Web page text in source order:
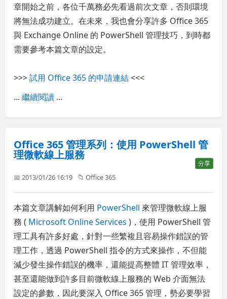
章開始之前，各位千萬務必先看過前次文章，否則環境
將無法成功建立。在未來，我也會分享許多 Office 365
與 Exchange Online 的 PowerShell 管理技巧，到時都
需要參考本篇文章的設定。
>>>試用 Office 365 的申請連結<<<
...繼續閱讀 ...
Office 365 管理系列：使用 PowerShell 管
理微軟線上服務
分享
📅 2013/01/26 16:19 📁Office 365
本篇文章講解如何利用 PowerShell 來管理微軟線上服
務 ( Microsoft Online Services )，使用 PowerShell 管
理工具有許多好處，針對一些繁複且容易操作錯誤的管
理工作，透過 PowerShell 指令的方式來操作，不但能
減少發生操作錯誤的機率，還能提高整體 IT 管理效率，
甚至還能做到許多目前微軟線上服務的 Web 介面無法
設定的參數，因此要深入 Office 365 管理，勢必要學習